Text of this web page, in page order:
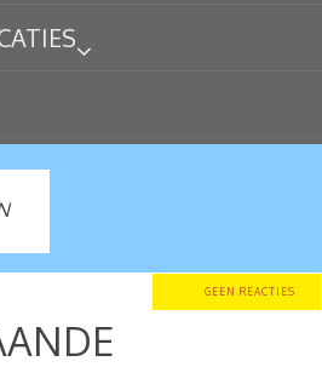
GEEN REACTIES